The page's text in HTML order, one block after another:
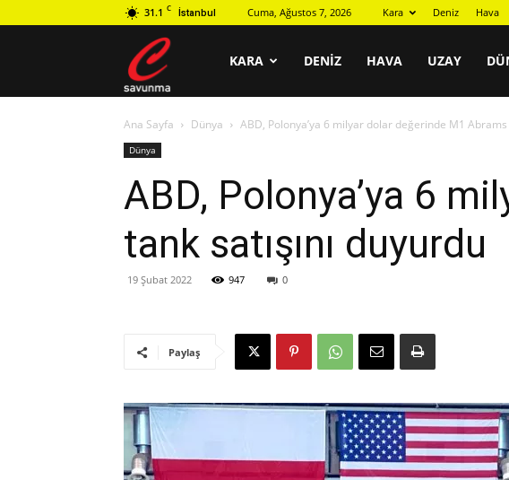
31.1 C İstanbul Cuma, Ağustos 7, 2026 Kara Deniz Hava
savunma
KARA DENIZ HAVA UZAY
Ana Sayfa Dünya ABD, Polonya’ya 6 milyar dolar değerinde M1 Abrams
Dünya
ABD, Polonya’ya 6
tank satışını duyurdu
19 Şubat 2022 947 0
Paylaş